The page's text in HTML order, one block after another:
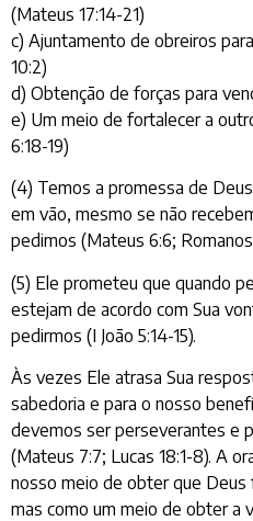
(Mateus 17:14-21)
c) Ajuntamento de obreiros
10:2)
d) Obtenção de forças para
e) Um meio de fortalecer a
6:18-19)
(4) Temos a promessa de
em vão, mesmo se não
pedimos (Mateus 6:6;
(5) Ele prometeu que quando
estejam de acordo com Sua
pedirmos (I João 5:14-15).
Às vezes Ele atrasa Sua
sabedoria e para o nosso
devemos ser perseverantes e
(Mateus 7:7; Lucas 18:1-8). A
nosso meio de obter que Deus
mas como um meio de obter a